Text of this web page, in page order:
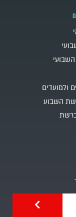
השבועי
ולמועדים
השבוע
ברשת